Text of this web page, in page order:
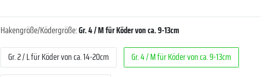
Hakengröße/Ködergröße:Gr. 4 / M für Köder von ca. 9-13cm
Gr. 2 / L für Köder von ca. 14-20cm Gr. 4 / M für Köder von ca. 9-13cm